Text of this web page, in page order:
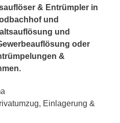
& Entrümpler in
und
und
oder
&
Einlagerung &